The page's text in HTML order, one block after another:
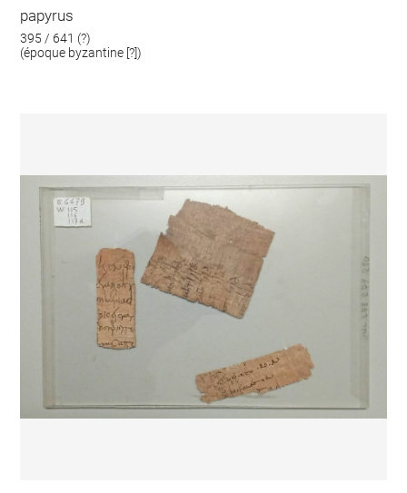
papyrus
395 / 641 (?)
(époque byzantine [?])